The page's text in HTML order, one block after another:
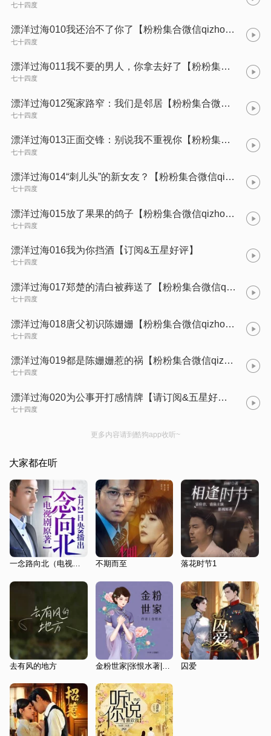
七十四度
漂洋过海010我还治不了你了【粉粉集合微信qizhouye_ 七十四度】
七十四度
漂洋过海011我不要的男人，你拿去好了【粉粉集合微信qizhouye_ 七十四度】
七十四度
漂洋过海012冤家路窄：我们是邻居【粉粉集合微信qizhouye_ 七十四度】
七十四度
漂洋过海013正面交锋：别说我不重视你【粉粉集合微信qizhouye_ 七十四度】
七十四度
漂洋过海014“刺儿头”的新女友？【粉粉集合微信qizhouye_ 七十四度】
七十四度
漂洋过海015放了果果的鸽子【粉粉集合微信qizhouye_ 七十四度】
七十四度
漂洋过海016我为你挡酒【订阅&五星好评】
七十四度
漂洋过海017郑楚的清白被葬送了【粉粉集合微信qizhouye_ 七十四度】
七十四度
漂洋过海018唐父初识陈姗姗【粉粉集合微信qizhouye_ 七十四度】
七十四度
漂洋过海019都是陈姗姗惹的祸【粉粉集合微信qizhouye_ 七十四度】
七十四度
漂洋过海020为公事开打感情牌【请订阅&五星好评】
七十四度
更多内容请到酷狗app收听~
大家都在听
一念路向北（电视剧《一念向北》原著小说） 不期而至 落花时节1
去有风的地方 金粉世家|张恨水著|刘亦菲主演电视剧|精品多播 囚爱